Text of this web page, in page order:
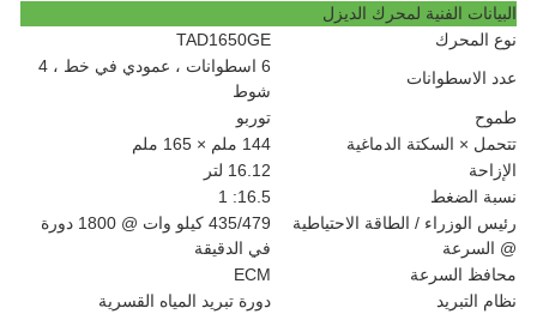
البيانات الفنية لمحرك الديزل
نوع المحرك
TAD1650GE
عدد الاسطوانات
6 اسطوانات ، عمودي في خط ، 4
شوط
طموح
توربو
تتحمل × السكتة الدماغية
144 ملم × 165 ملم
الإزاحة
16.12 لتر
نسبة الضغط
16.5: 1
رئيس الوزراء / الطاقة الاحتياطية
@ السرعة
435/479 كيلو وات @ 1800 دورة
في الدقيقة
محافظ السرعة
ECM
نظام التبريد
دورة تبريد المياه القسرية